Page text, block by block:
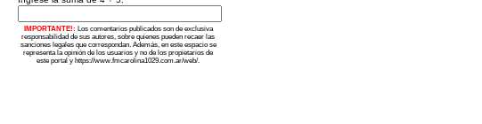
IMPORTANTE!:
Los comentarios publicados son de exclusiva
responsabilidad de sus autores, sobre quienes pueden recaer las
sanciones legales que correspondan. Además, en este espacio se
representa la opinión de los usuarios y no de los propietarios de
este portal y https://www.fmcarolina1029.com.ar/web/.